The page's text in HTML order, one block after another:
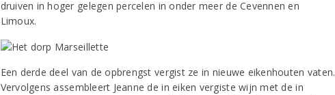
druiven in hoger gelegen percelen in onder meer de Cevennen en
Limoux.
Een derde deel van de opbrengst vergist ze in nieuwe eikenhouten vaten.
Vervolgens assembleert Jeanne de in eiken vergiste wijn met de in